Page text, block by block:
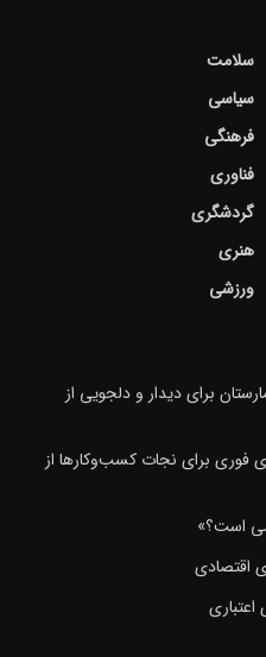
سلامت
سیاسی
فرهنگی
فناوری
گردشگری
هنری
ورزشی
برای دیدار و دلجویی از
فوری برای نجات کسب‌وکارها از
است؟»
اقتصادی